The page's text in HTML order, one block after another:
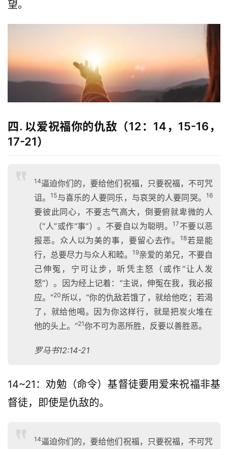
神
按
卷
热
望。
四. 以爱祝福你的仇敌（12：14，15-16，
17-21）
14逼迫你们的，要给他们祝福，只要祝福，不可咒
诅。15与喜乐的人要同乐，与哀哭的人要同哭。16
要彼此同心，不要志气高大，倒要俯就卑微的人
（“人”或作“事”）。不要自以为聪明。17 不要以恶
报恶。众人以为美的事，要留心去作。18若是能
行，总要尽力与众人和睦。19亲爱的弟兄，不要自
己伸冤，宁可让步，听凭主怒（或作“让人发
怒”）。因为经上记着：“主说，伸冤在我，我必报
应。”20 所以，“你的仇敌若饿了，就给他吃；若渴
了，就给他喝。因为你这样行，就是把炭火堆在
他的头上。”21你不可为恶所胜，反要以善胜恶。
罗马书12:14-21
14~21：劝勉（命令）基督徒要用爱来祝福非基
督徒，即使是仇敌的。
14逼迫你们的，要给他们祝福，只要祝福，不可咒